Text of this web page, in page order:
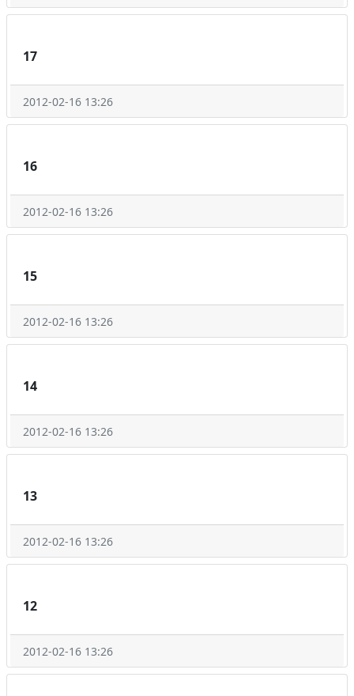
17
2012-02-16 13:26
16
2012-02-16 13:26
15
2012-02-16 13:26
14
2012-02-16 13:26
13
2012-02-16 13:26
12
2012-02-16 13:26